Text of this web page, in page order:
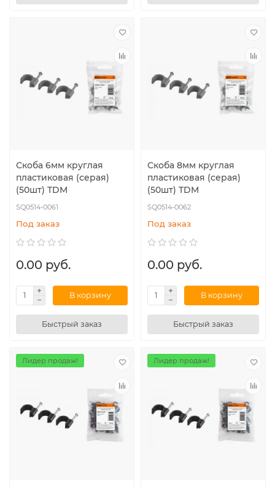
Скоба 6мм круглая
пластиковая (серая)
(50шт) TDM
SQ0514-0061
Под заказ
0.00 руб.
В корзину
Быстрый заказ
Скоба 8мм круглая
пластиковая (серая)
(50шт) TDM
SQ0514-0062
Под заказ
0.00 руб.
В корзину
Быстрый заказ
Лидер продаж! Лидер продаж!